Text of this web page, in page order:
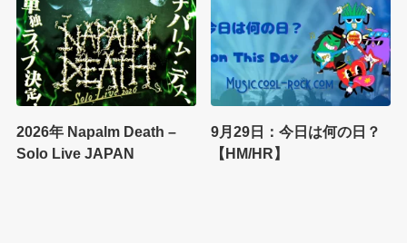
2026年 Napalm Death –
Solo Live JAPAN
9月29日：今日は何の日？
【HM/HR】